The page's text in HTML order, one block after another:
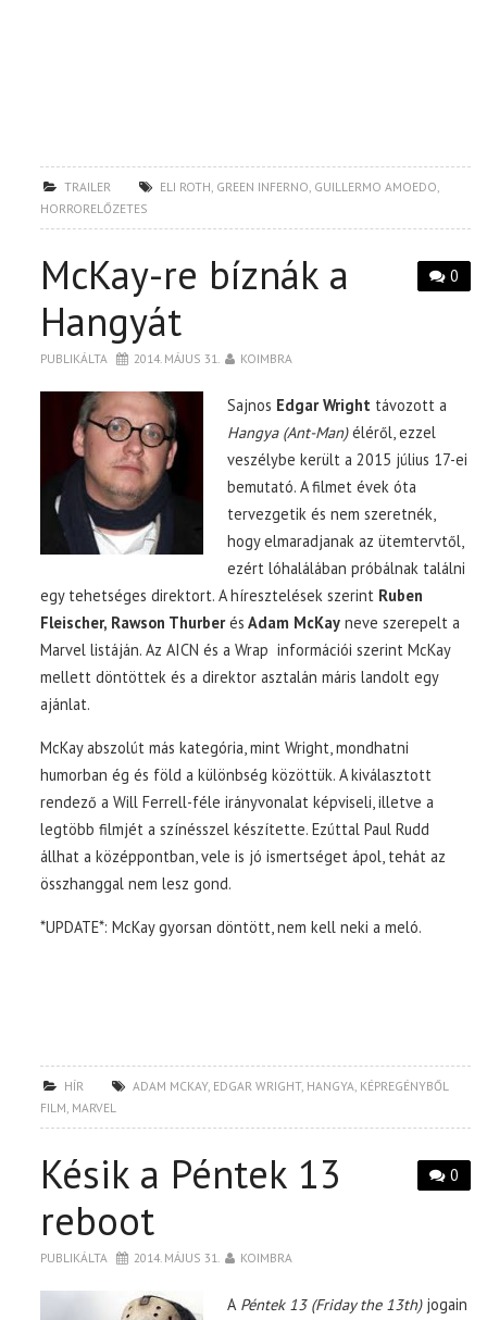
TRAILER ELI ROTH, GREEN INFERNO, GUILLERMO AMOEDO,
HORRORELŐZETES
0
McKay-re bíznák a
Hangyát
PUBLIKÁLTA 2014. MÁJUS 31. KOIMBRA
Sajnos Edgar Wright távozott a
Hangya (Ant-Man)éléről, ezzel
veszélybe került a 2015 július 17-ei
bemutató. A filmet évek óta
tervezgetik és nem szeretnék,
hogy elmaradjanak az ütemtervtől,
ezért lóhalálában próbálnak találni
egy tehetséges direktort. A híresztelések szerint Ruben
Fleischer, Rawson Thurberés Adam McKay neve szerepelt a
Marvel listáján. Az AICN és a Wrap információi szerint McKay
mellett döntöttek és a direktor asztalán máris landolt egy
ajánlat.
McKay abszolút más kategória, mint Wright, mondhatni
humorban ég és föld a különbség közöttük. A kiválasztott
rendező a Will Ferrell-féle irányvonalat képviseli, illetve a
legtöbb filmjét a színésszel készítette. Ezúttal Paul Rudd
állhat a középpontban, vele is jó ismertséget ápol, tehát az
összhanggal nem lesz gond.
*UPDATE*: McKay gyorsan döntött, nem kell neki a meló.
HÍR ADAM MCKAY, EDGAR WRIGHT, HANGYA, KÉPREGÉNYBŐL
FILM, MARVEL
0
Késik a Péntek 13
reboot
PUBLIKÁLTA 2014. MÁJUS 31. KOIMBRA
APéntek 13 (Friday the 13th) jogain